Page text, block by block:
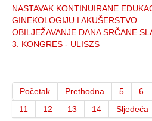
NASTAVAK KONTINUIRANE
GINEKOLOGIJU I AKUŠERSTVO
OBILJEŽAVANJE DANA SRČANE
3. KONGRES - ULISZS
Početak
Prethodna 5 6
11
12 13 14 Sljedeća